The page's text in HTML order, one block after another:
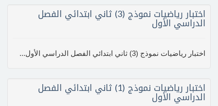
اختبار رياضيات نموذج (3) ثاني ابتدائي الفصل
الدراسي الأول
اختبار رياضيات نموذج (3) ثاني ابتدائي الفصل الدراسي الأول...
اختبار رياضيات نموذج (1) ثاني ابتدائي الفصل
الدراسي الأول